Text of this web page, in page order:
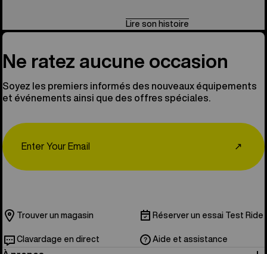
Lire son histoire
Ne ratez aucune occasion
Soyez les premiers informés des nouveaux équipements
et événements ainsi que des offres spéciales.
↗
Trouver un magasin Réserver un essai Test Ride
Clavardage en direct Aide et assistance